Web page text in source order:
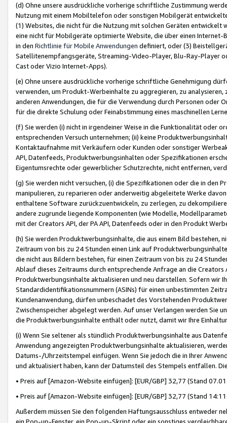
(d) Ohne unsere ausdrückliche vorherige schriftliche Zustimmung
Nutzung mit einem Mobiltelefon oder sonstigen Mobilgerät
(1) Websites, die nicht für die Nutzung mit solchen Geräten
eine nicht für Mobilgeräte optimierte Website, die über einen
in den Richtlinie für Mobile Anwendungen definiert, oder (3)
Satellitenempfangsgeräte, Streaming-Video-Player, Blu-Ray-Player
Cast oder Vizio Internet-Apps).
(e) Ohne unsere ausdrückliche vorherige schriftliche Genehmigung
verwenden, um Produkt-Werbeinhalte zu aggregieren, zu
anderen Anwendungen, die für die Verwendung durch Personen
für die direkte Schulung oder Feinabstimmung eines maschinellen
(f) Sie werden (i) nicht in irgendeiner Weise in die Funktionalität oder
entsprechenden Versuch unternehmen; (ii) keine
Kontaktaufnahme mit Verkäufern oder Kunden oder sonstiger
API, Datenfeeds, Produktwerbungsinhalten oder Spezifikationen
Eigentumsrechte oder gewerblicher Schutzrechte, nicht entfernen,
(g) Sie werden nicht versuchen, (i) die Spezifikationen oder die in
manipulieren, zu reparieren oder anderweitig abgeleitete Werke
enthaltene Software zurückzuentwickeln, zu zerlegen, zu
andere zugrunde liegende Komponenten (wie Modelle,
mit der Creators API, der PA API, Datenfeeds oder in den Produkt
(h) Sie werden Produktwerbungsinhalte, die aus einem Bild bestehen,
Zeitraum von bis zu 24 Stunden einen Link auf
die nicht aus Bildern bestehen, für einen Zeitraum von bis zu 24
Ablauf dieses Zeitraums durch entsprechende Anfrage an die
Produktwerbungsinhalte aktualisieren und neu darstellen. Sofern wir
Standardidentifikationsnummern (ASINs) für einen unbestimmten
Kundenanwendung, dürfen unbeschadet des Vorstehenden
Zwischenspeicher abgelegt werden. Auf unser Verlangen werden Sie
die Produktwerbungsinhalte enthält oder nutzt, damit wir Ihre
(i) Wenn Sie seltener als stündlich Produktwerbungsinhalte aus
Anwendung angezeigten Produktwerbungsinhalte aktualisieren,
Datums-/Uhrzeitstempel einfügen. Wenn Sie jedoch die in Ihrer
und aktualisiert haben, kann der Datumsteil des Stempels entfallen.
• Preis auf [Amazon-Website einfügen]: [EUR/GBP] 32,77 (Stand
• Preis auf [Amazon-Website einfügen]: [EUR/GBP] 32,77 (Stand
Außerdem müssen Sie den folgenden Haftungsausschluss entweder
ein Pop-up-Fenster, ein Pop-up-Skript oder ein sonstiges